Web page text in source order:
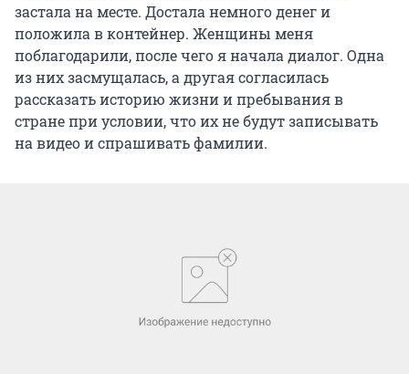
застала на месте. Достала немного денег и
положила в контейнер. Женщины меня
поблагодарили, после чего я начала диалог. Одна
из них засмущалась, а другая согласилась
рассказать историю жизни и пребывания в
стране при условии, что их не будут записывать
на видео и спрашивать фамилии.